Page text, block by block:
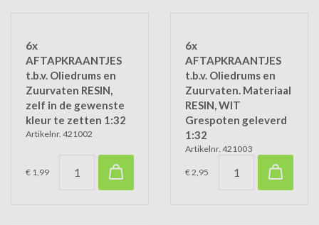
6x
AFTAPKRAANTJES
t.b.v. Oliedrums en
Zuurvaten RESIN,
zelf in de gewenste
kleur te zetten 1:32
Artikelnr. 421002
€ 1,99
6x
AFTAPKRAANTJES
t.b.v. Oliedrums en
Zuurvaten. Materiaal
RESIN, WIT
Grespoten geleverd
1:32
Artikelnr. 421003
€ 2,95